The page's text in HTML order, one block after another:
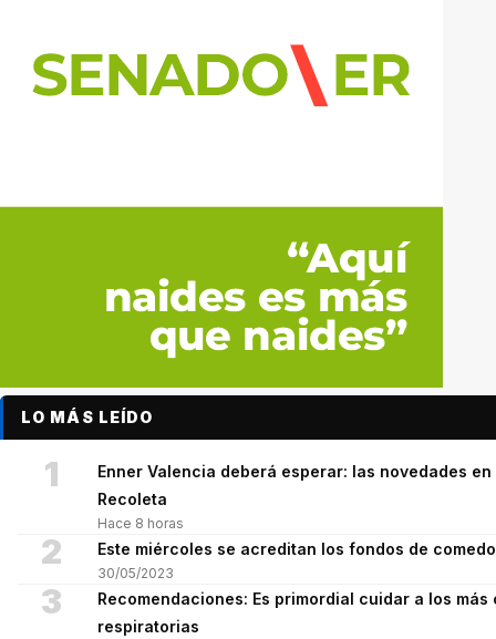
LO MÁS LEÍDO
1
Enner Valencia deberá esperar: las novedades
Recoleta
Hace 8 horas
2 Este miércoles se acreditan los fondos de
30/05/2023
3
Recomendaciones: Es primordial cuidar a los
respiratorias